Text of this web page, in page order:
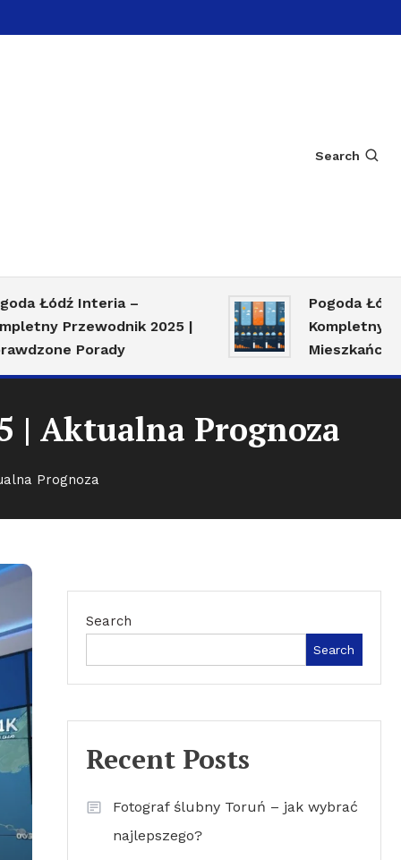
Search
Łódź Interia –
Przewodnik 2025 |
Porady
Pogoda Łódź
Kompletny
Mieszkańców i
| Aktualna Prognoza
Prognoza
Search
Search
Recent Posts
Fotograf ślubny Toruń – jak wybrać
najlepszego?